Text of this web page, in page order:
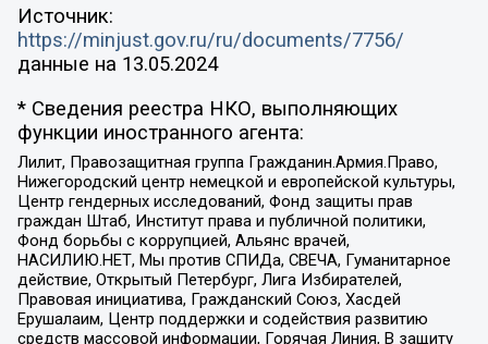
Источник:
https://minjust.gov.ru/ru/documents/7756/
данные на 13.05.2024
* Сведения реестра НКО, выполняющих
функции иностранного агента:
Лилит, Правозащитная группа Гражданин.Армия.Право,
Нижегородский центр немецкой и европейской культуры,
Центр гендерных исследований, Фонд защиты прав
граждан Штаб, Институт права и публичной политики,
Фонд борьбы с коррупцией, Альянс врачей,
НАСИЛИЮ.НЕТ, Мы против СПИДа, СВЕЧА, Гуманитарное
действие, Открытый Петербург, Лига Избирателей,
Правовая инициатива, Гражданский Союз, Хасдей
Ерушалаим, Центр поддержки и содействия развитию
средств массовой информации, Горячая Линия, В защиту